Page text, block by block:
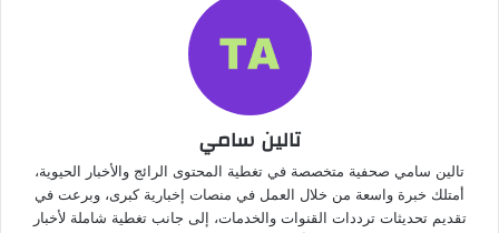
تالين سامي
تالين سامي صحفية متخصصة في تغطية المحتوى الرائج والأخبار الحيوية،
أمتلك خبرة واسعة من خلال العمل في منصات إخبارية كبرى، وبرعت في
تقديم تحديثات ترددات القنوات والخدمات، إلى جانب تغطية شاملة لأخبار